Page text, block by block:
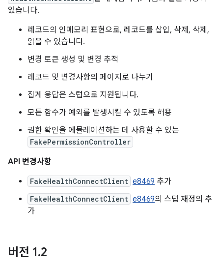
있습니다.
레코드의 인메모리 표현으로, 레코드를 삽입, 삭제, 삭제,
읽을 수 있습니다.
변경 토큰 생성 및 변경 추적
레코드 및 변경사항의 페이지로 나누기
집계 응답은 스텁으로 지원됩니다.
모든 함수가 예외를 발생시킬 수 있도록 허용
권한 확인을 에뮬레이션하는 데 사용할 수 있는
FakePermissionController
API 변경사항
FakeHealthConnectClient e8469 추가
FakeHealthConnectClient e8469의 스텁 재정의 추
가
버전 1.2